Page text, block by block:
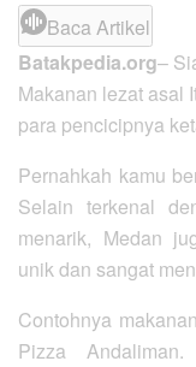
Baca Artikel
Batakpedia.org–
Makanan lezat asal
para pencicipnya
Pernahkah kamu
Selain terkenal
menarik, Medan
unik dan sangat
Contohnya
Pizza